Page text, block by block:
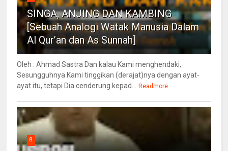
SINGA, ANJING DAN KAMBING
[Sebuah Analogi Watak Manusia Dalam
Al Qur’an dan As Sunnah]
Oleh : Ahmad Sastra Dan kalau Kami menghendaki,
Sesungguhnya Kami tinggikan (derajat)nya dengan ayat-
ayat itu, tetapi Dia cenderung kepad... Readmore
8